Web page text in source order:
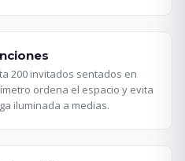
200 invitados sentados en
ordena el espacio y evita
iluminada a medias.